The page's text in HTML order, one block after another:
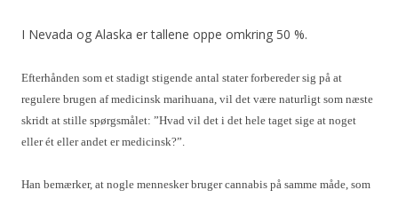
I Nevada og Alaska er tallene oppe omkring 50 %.
Efterhånden som et stadigt stigende antal stater forbereder sig på at
regulere brugen af medicinsk marihuana, vil det være naturligt som næste
skridt at stille spørgsmålet: ”Hvad vil det i det hele taget sige at noget
eller ét eller andet er medicinsk?”.
Han bemærker, at nogle mennesker bruger cannabis på samme måde, som